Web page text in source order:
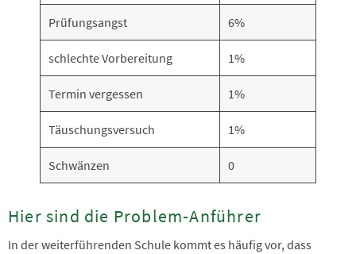
Prüfungsangst 6%
schlechte Vorbereitung 1%
Termin vergessen 1%
Täuschungsversuch 1%
Schwänzen 0
Hier sind die Problem-Anführer
In der weiterführenden Schule kommt es häufig vor, dass